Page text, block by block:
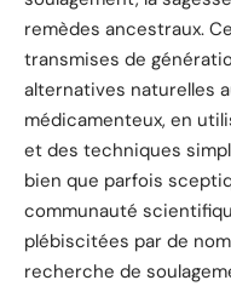
remèdes ancestraux.
transmises de
alternatives naturelles
médicamenteux, en
et des techniques
bien que parfois
communauté
plébiscitées par de
recherche de